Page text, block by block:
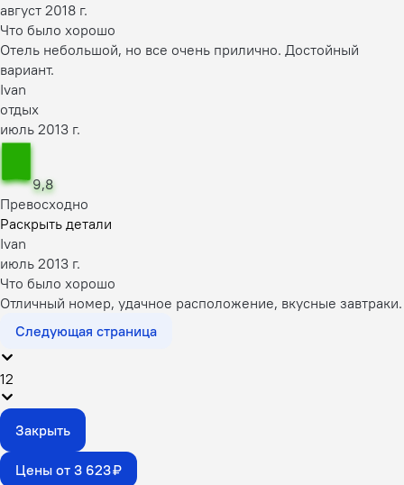
август 2018 г.
Что было хорошо
Отель небольшой, но все очень прилично. Достойный
вариант.
Ivan
отдых
июль 2013 г.
9,8
Превосходно
Раскрыть детали
Ivan
июль 2013 г.
Что было хорошо
Отличный номер, удачное расположение, вкусные завтраки.
Следующая страница
12
Закрыть
Цены от 3 623 ₽